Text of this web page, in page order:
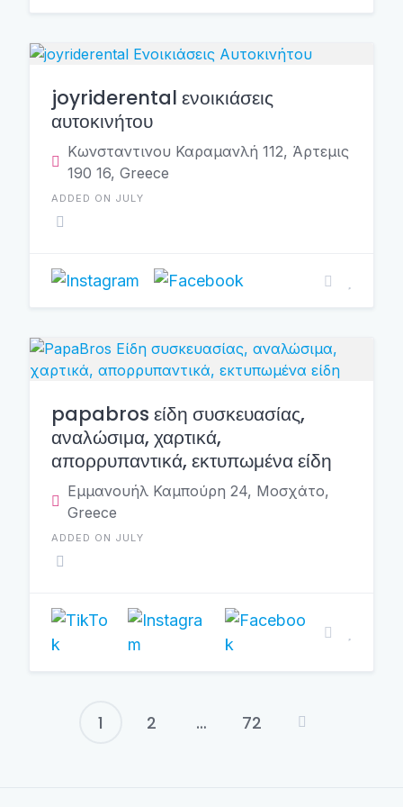
joyriderental ενοικιάσεις
αυτοκινήτου
Κωνσταντινου Καραμανλή 112, Άρτεμις
190 16, Greece
ADDED ON JULY
papabros είδη συσκευασίας,
αναλώσιμα, χαρτικά,
απορρυπαντικά, εκτυπωμένα είδη
Εμμανουήλ Καμπούρη 24, Μοσχάτο,
Greece
ADDED ON JULY
Posts
1 2 … 72